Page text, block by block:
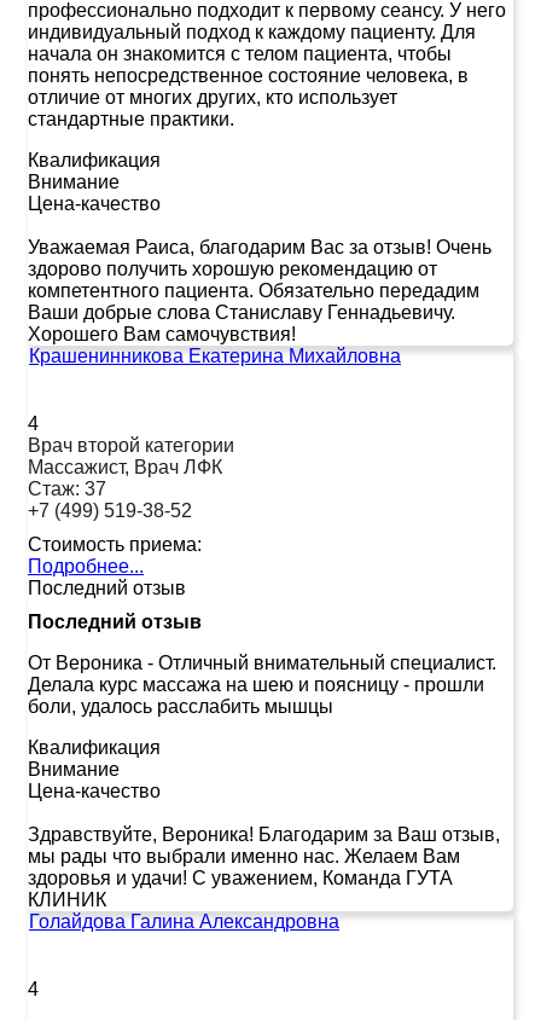
профессионально подходит к первому сеансу. У него
индивидуальный подход к каждому пациенту. Для
начала он знакомится с телом пациента, чтобы
понять непосредственное состояние человека, в
отличие от многих других, кто использует
стандартные практики.
Квалификация
Внимание
Цена-качество
Уважаемая Раиса, благодарим Вас за отзыв! Очень
здорово получить хорошую рекомендацию от
компетентного пациента. Обязательно передадим
Ваши добрые слова Станиславу Геннадьевичу.
Хорошего Вам самочувствия!
Крашенинникова Екатерина Михайловна
4
Врач второй категории
Массажист, Врач ЛФК
Стаж: 37
+7 (499) 519-38-52
Стоимость приема:
Подробнее...
Последний отзыв
Последний отзыв
От Вероника - Отличный внимательный специалист.
Делала курс массажа на шею и поясницу - прошли
боли, удалось расслабить мышцы
Квалификация
Внимание
Цена-качество
Здравствуйте, Вероника! Благодарим за Ваш отзыв,
мы рады что выбрали именно нас. Желаем Вам
здоровья и удачи! С уважением, Команда ГУТА
КЛИНИК
Голайдова Галина Александровна
4